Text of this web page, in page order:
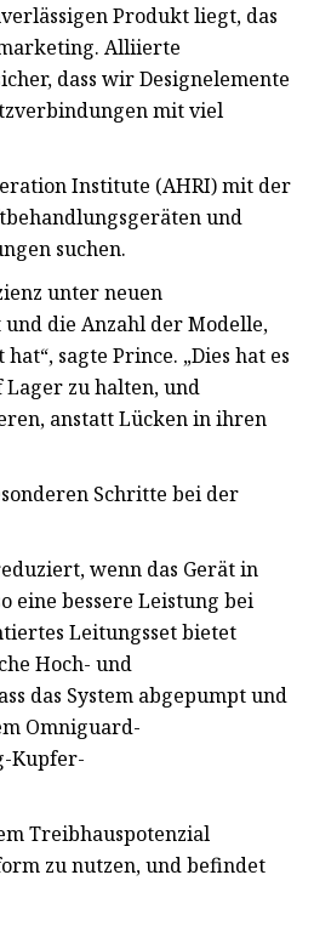
Produkt liegt, das
Alliierte
dass wir Designelemente
mit viel
Institute (AHRI) mit der
und
suchen.
unter neuen
die Anzahl der Modelle,
sagte Prince. „Dies hat es
zu halten, und
anstatt Lücken in ihren
Schritte bei der
wenn das Gerät in
eine bessere Leistung bei
Leitungsset bietet
Hoch- und
das System abgepumpt und
Omniguard-
Kupfer-
Treibhauspotenzial
zu nutzen, und befindet